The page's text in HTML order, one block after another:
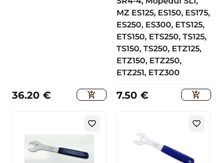
36.20 €
MZ ES125, ES150, ES175,
ES250, ES300, ETS125,
ETS150, ETS250, TS125,
TS150, TS250, ETZ125,
ETZ150, ETZ250,
ETZ251, ETZ300
7.50 €